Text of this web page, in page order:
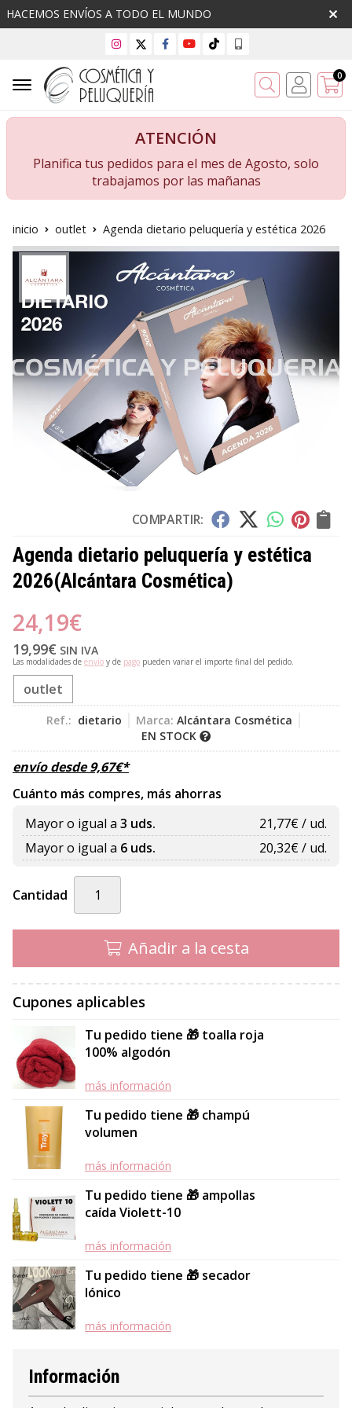
HACEMOS ENVÍOS A TODO EL MUNDO
Buscar 0
ATENCIÓN
Planifica tus pedidos para el mes de Agosto, solo
trabajamos por las mañanas
inicio outlet Agenda dietario peluquería y estética 2026
COMPARTIR:
Agenda dietario peluquería y estética
2026(Alcántara Cosmética)
24,19€
19,99€ SIN IVA
Las modalidades de envío y de pago pueden variar el importe final del pedido.
outlet
Ref.: dietario Marca: Alcántara Cosmética
EN STOCK
envío desde9,67€*
Cuánto más compres, más ahorras
Mayor o igual a 3 uds. 21,77€ / ud.
Mayor o igual a 6 uds. 20,32€ / ud.
Cantidad
Añadir a la cesta
Cupones aplicables
Tu pedido tiene 🎁 toalla roja
100% algodón
más información
Tu pedido tiene 🎁 champú
volumen
más información
Tu pedido tiene 🎁 ampollas
caída Violett-10
más información
Tu pedido tiene 🎁 secador
Iónico
más información
Información